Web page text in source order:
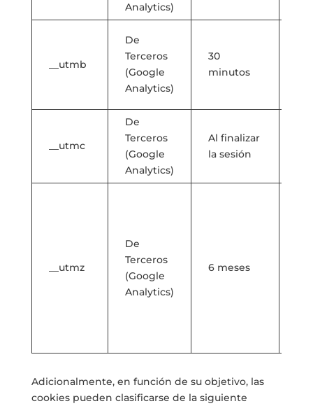
Analytics)
__utmb
De
Terceros
(Google
Analytics)
30
minutos
__utmc
De
Terceros
(Google
Analytics)
Al finalizar
la sesión
__utmz
De
Terceros
(Google
Analytics)
6 meses
Adicionalmente, en función de su objetivo, las
cookies pueden clasificarse de la siguiente